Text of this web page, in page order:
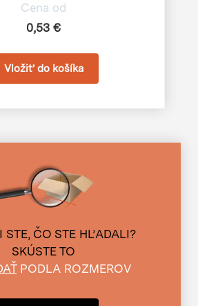
Cena od
0,53 €
STE, ČO STE HĽADALI?
SKÚSTE TO
PODLA ROZMEROV